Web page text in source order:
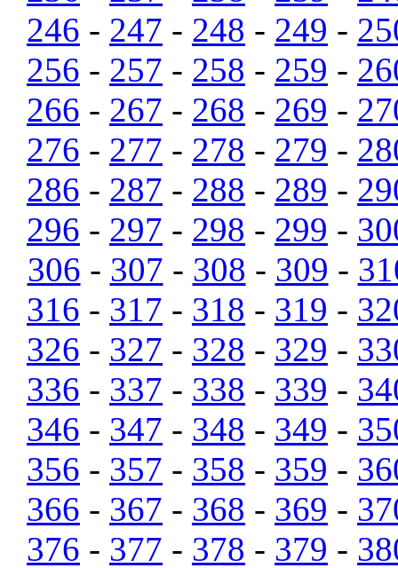
246 - 247 - 248 - 249 -
256 - 257 - 258 - 259 -
266 - 267 - 268 - 269 -
276 - 277 - 278 - 279 -
286 - 287 - 288 - 289 -
296 - 297 - 298 - 299 -
306 - 307 - 308 - 309 -
316 - 317 - 318 - 319 -
326 - 327 - 328 - 329 -
336 - 337 - 338 - 339 -
346 - 347 - 348 - 349 -
356 - 357 - 358 - 359 -
366 - 367 - 368 - 369 -
376 - 377 - 378 - 379 -